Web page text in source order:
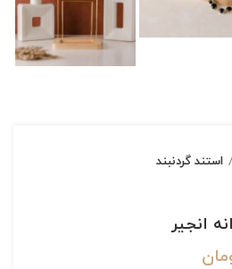
استند گردنبند
انجیر